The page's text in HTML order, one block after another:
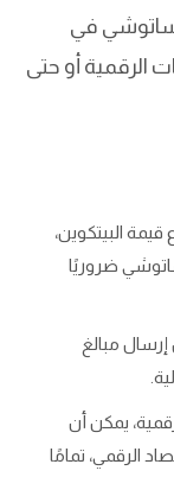
في
الرقمية أو حتى
البيتكوين،
ضروريًا
مبالغ
يمكن أن
الرقمي، تمامًا